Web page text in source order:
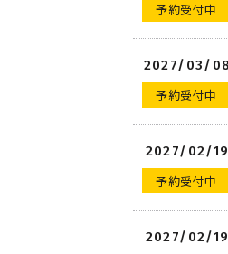
予約受付中
2027/03/08
予約受付中
2027/02/19
予約受付中
2027/02/19